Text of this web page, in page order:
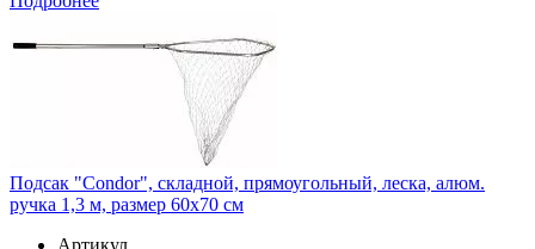
Подсак "Condor", складной, прямоугольный, леска, алюм.
ручка 1,3 м, размер 60х70 см
Артикул